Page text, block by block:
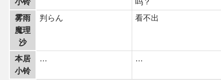
小铃
吗？
雾雨
魔理
沙
判らん 看不出
本居
小铃
… …